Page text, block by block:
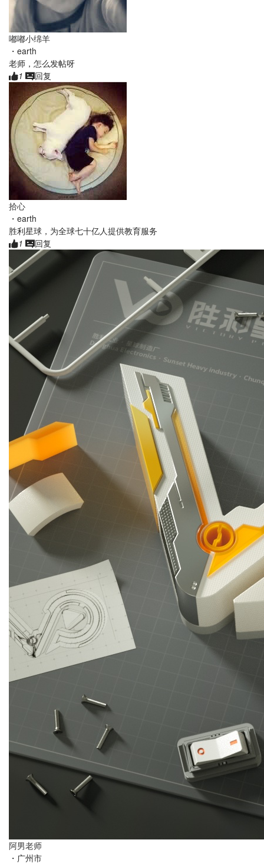
嘟嘟小绵羊
・ earth
老师，怎么发帖呀
1
回复
拾心
・ earth
胜利星球，为全球七十亿人提供教育服务
1
回复
阿男老师
・ 广州市